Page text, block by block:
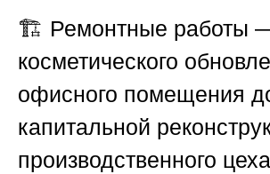
🏗️ Ремонтные работы
косметического
офисного помещения
капитальной
производственного